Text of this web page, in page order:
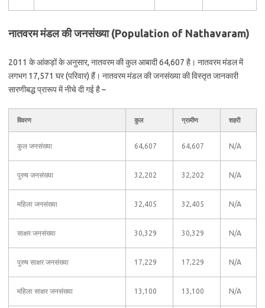
नातवरम मंडल की जनसंख्या (Population of Nathavaram)
2011 के आंकड़ों के अनुसार, नातवरम की कुल आबादी 64,607 है। नातवरम मंडल में
लगभग 17,571 घर (परिवार) हैं। नातवरम मंडल की जनसंख्या की विस्तृत जानकारी
सारणीबद्ध प्रारूप में नीचे दी गई है –
विवरण कुल ग्रामीण शहरी
कुल जनसंख्या 64,607 64,607 N/A
पुरुष जनसंख्या 32,202 32,202 N/A
महिला जनसंख्या 32,405 32,405 N/A
साक्षर जनसंख्या 30,329 30,329 N/A
पुरुष साक्षर जनसंख्या 17,229 17,229 N/A
महिला साक्षर जनसंख्या 13,100 13,100 N/A